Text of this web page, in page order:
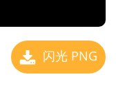
闪光 PNG